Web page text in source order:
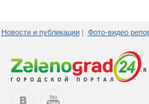
Новости и публикации | Фото-видео